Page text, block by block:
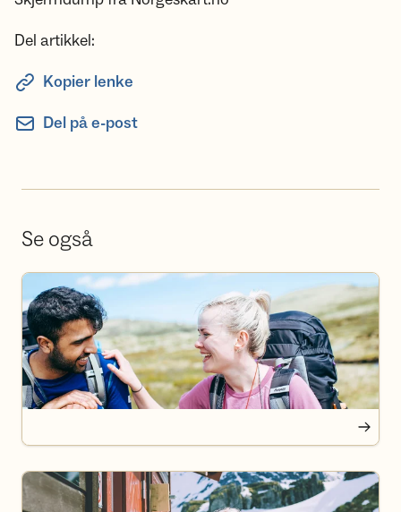
Del artikkel:
Kopier lenke
Del på e-post
Se også
Bli medlem